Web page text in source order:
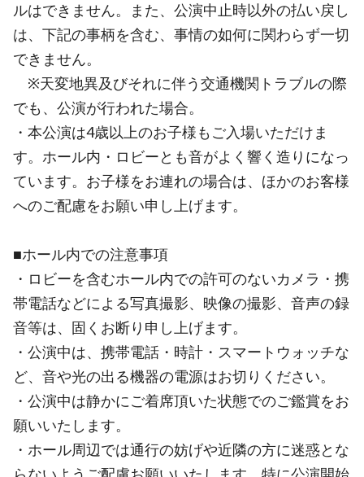
ルはできません。また、公演中止時以外の払い戻し
は、下記の事柄を含む、事情の如何に関わらず一切
できません。
※天変地異及びそれに伴う交通機関トラブルの際
でも、公演が行われた場合。
・本公演は4歳以上のお子様もご入場いただけま
す。ホール内・ロビーとも音がよく響く造りになっ
ています。お子様をお連れの場合は、ほかのお客様
へのご配慮をお願い申し上げます。
■ホール内での注意事項
・ロビーを含むホール内での許可のないカメラ・携
帯電話などによる写真撮影、映像の撮影、音声の録
音等は、固くお断り申し上げます。
・公演中は、携帯電話・時計・スマートウォッチな
ど、音や光の出る機器の電源はお切りください。
・公演中は静かにご着席頂いた状態でのご鑑賞をお
願いいたします。
・ホール周辺では通行の妨げや近隣の方に迷惑とな